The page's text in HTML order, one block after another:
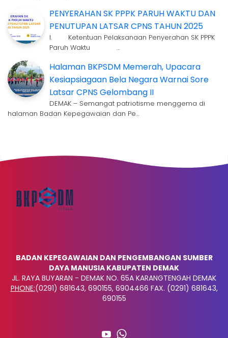
PENYERAHAN SK PPPK PARUH WAKTU DAN
PENUTUPAN LATSAR CPNS TAHUN 2025
I. Ketentuan Pelaksanaan Penyerahan SK PPPK
Paruh Waktu …
Halaman BKPSDM Memerah, Upacara
Kesiapsiagaan Bela Negara Warnai Sore
Latsar CPNS Gelombang II
DEMAK – Semangat patriotisme menggema di
halaman Badan Kepegawaian dan Pe…
BADAN KEPEGAWAIAN DAN PENGEMBANGAN SUMBER
DAYA MANUSIA KABUPATEN DEMAK
JL. RAYA BUYARAN - DEMAK NO. 65A KARANGTENGAH DEMAK
PHONE:(0291) 681643, 690155, 6904466 FAX. (0291) 681643,
690155